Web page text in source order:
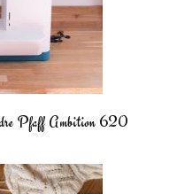
Pfaff Ambition 620